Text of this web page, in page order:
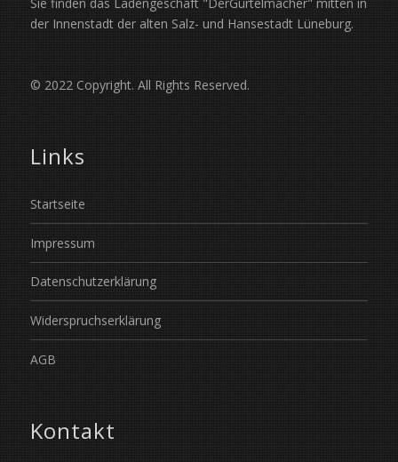
der Innenstadt der alten Salz- und Hansestadt Lüneburg.
© 2022 Copyright. All Rights Reserved.
Links
Startseite
Impressum
Datenschutzerklärung
Widerspruchserklärung
AGB
Kontakt